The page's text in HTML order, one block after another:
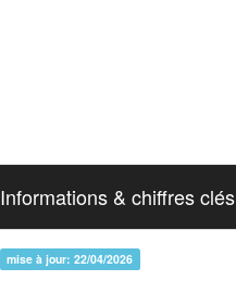
Informations & chiffres clés
mise à jour: 22/04/2026